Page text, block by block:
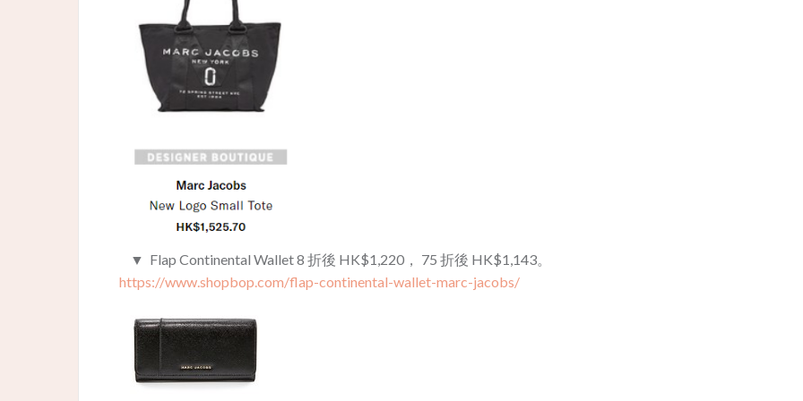
▼ Flap Continental Wallet 8 折後 HK$1,220， 75 折後 HK$1,143。
https://www.shopbop.com/flap-continental-wallet-marc-jacobs/